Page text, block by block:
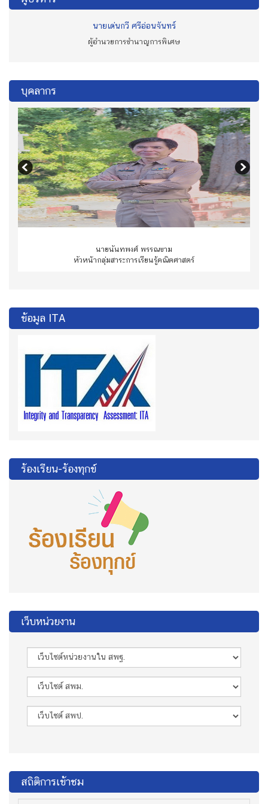
นายเด่นกวี ศรีอ่อนจันทร์
ผู้อำนวยการชำนาญการพิเศษ
บุคลากร
นายนันทพงศ์ พรรณขาม
หัวหน้ากลุ่มสาระการเรียนรู้คณิตศาสตร์
ข้อมูล ITA
ร้องเรียน-ร้องทุกข์
เว็บหน่วยงาน
สถิติการเข้าชม